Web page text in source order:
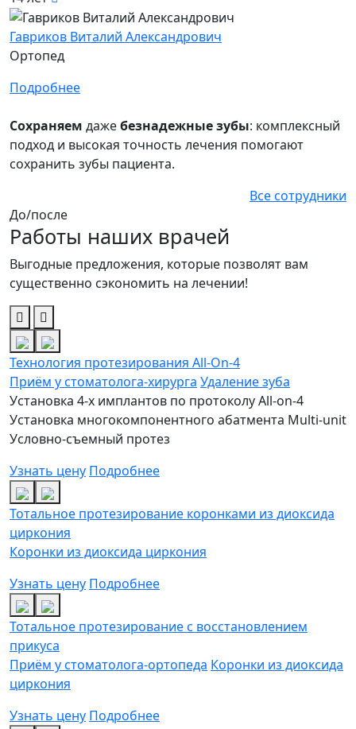
Гавриков Виталий Александрович
Ортопед
Подробнее
Сохраняем дажебезнадежные зубы: комплексный
подход и высокая точность лечения помогают
сохранить зубы пациента.
Все сотрудники
До/после
Работы наших врачей
Выгодные предложения, которые позволят вам
существенно сэкономить на лечении!
Технология протезирования All-On-4
Приём у стоматолога-хирурга Удаление зуба
Установка 4-х имплантов по протоколу All-on-4
Установка многокомпонентного абатмента Multi-unit
Условно-съемный протез
Узнать цену Подробнее
Тотальное протезирование коронками из диоксида
циркония
Коронки из диоксида циркония
Узнать цену Подробнее
Тотальное протезирование с восстановлением
прикуса
Приём у стоматолога-ортопеда Коронки из диоксида
циркония
Узнать цену Подробнее